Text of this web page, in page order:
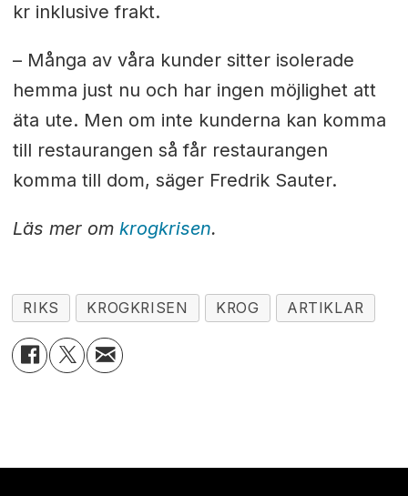
kr inklusive frakt.
– Många av våra kunder sitter isolerade
hemma just nu och har ingen möjlighet att
äta ute. Men om inte kunderna kan komma
till restaurangen så får restaurangen
komma till dom, säger Fredrik Sauter.
Läs mer om krogkrisen.
RIKS KROGKRISEN KROG ARTIKLAR